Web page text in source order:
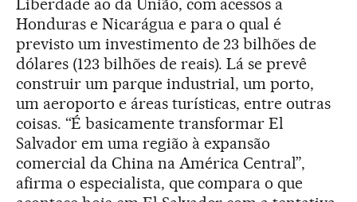
Honduras e Nicarágua e para o qual é
previsto um investimento de 23 bilhões de
dólares (123 bilhões de reais). Lá se prevê
construir um parque industrial, um porto,
um aeroporto e áreas turísticas, entre outras
coisas. “É basicamente transformar El
Salvador em uma região à expansão
comercial da China na América Central”,
afirma o especialista, que compara o que